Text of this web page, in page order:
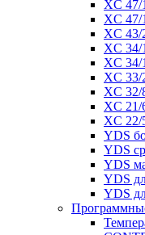
XC 47/
XC 47/
XC 43/
XC 34/
XC 34/
XC 33/
XC 32/
XC 21/
XC 22/
YDS
YDS
YDS
YDS
YDS